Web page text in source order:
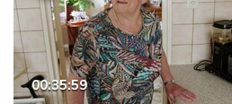
00:35:59